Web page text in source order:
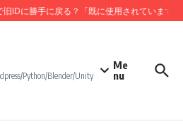
IDに勝手に戻る？「既に使用されています」
Python/Blender/Unity
Me
nu